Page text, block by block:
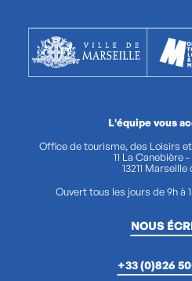
L'équipe vous
Office de tourisme, des Loisirs
11 La Canebière
13211 Marseille
Ouvert tous les jours de 9h à
NOUS
+33 (0)826